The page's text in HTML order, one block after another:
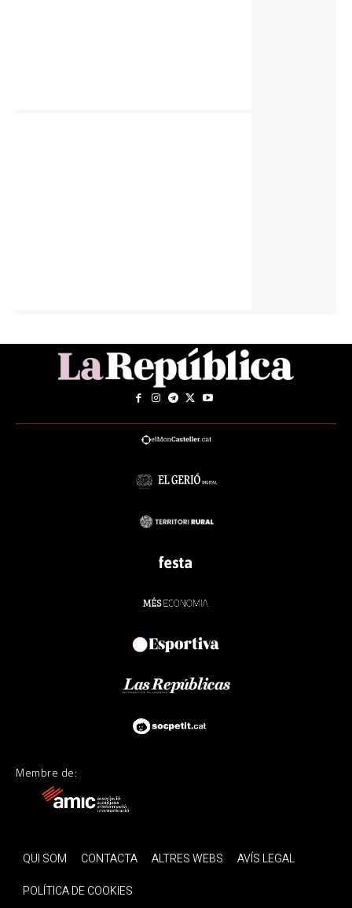
Membre de:
QUI SOM CONTACTA ALTRES WEBS
AVÍS LEGAL
POLÍTICA DE COOKIES